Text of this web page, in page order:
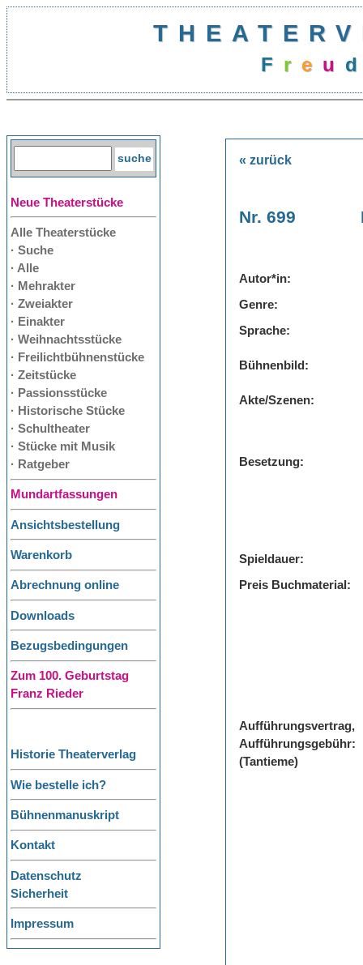
F r e u d
Neue Theaterstücke
Alle Theaterstücke
· Suche
· Alle
· Mehrakter
· Zweiakter
· Einakter
· Weihnachtsstücke
· Freilichtbühnenstücke
· Zeitstücke
· Passionsstücke
· Historische Stücke
· Schultheater
· Stücke mit Musik
· Ratgeber
Mundartfassungen
Ansichtsbestellung
Warenkorb
Abrechnung online
Downloads
Bezugsbedingungen
Zum 100. Geburtstag
Franz Rieder
Historie Theaterverlag
Wie bestelle ich?
Bühnenmanuskript
Kontakt
Datenschutz
Sicherheit
Impressum
« zurück
Nr. 699
Autor*in:
Genre:
Sprache:
Bühnenbild:
Akte/Szenen:
Besetzung:
Spieldauer:
Preis Buchmaterial:
Aufführungsvertrag,
Aufführungsgebühr:
(Tantieme)